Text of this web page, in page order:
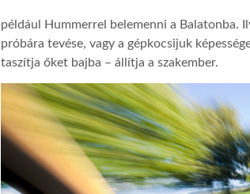
például Hummerrel belemenni a Balatonba.
próbára tevése, vagy a gépkocsijuk
taszítja őket bajba – állítja a szakember.